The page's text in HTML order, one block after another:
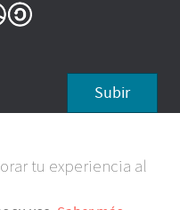
Subir
tu experiencia al